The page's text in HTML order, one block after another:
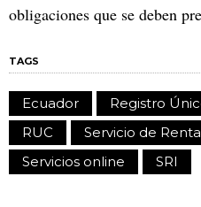
obligaciones que se deben
TAGS
Ecuador
Registro
RUC
Servicio de
Servicios online
SRI